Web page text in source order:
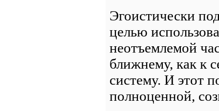
Эгоистически
целью
неотъемлемой
ближнему, как к
систему. И этот
полноценной,